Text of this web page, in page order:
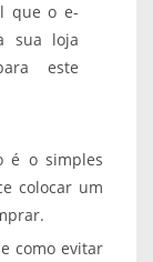
que o e-
sua loja
este
é o simples
colocar um
como evitar